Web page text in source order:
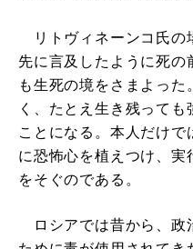
リトヴィネーンコ氏の
先に言及したように死の
も生死の境をさまよった
く、たとえ生き残っても
ことになる。本人だけ
に恐怖心を植えつけ、実
をそぐのである。
ロシアでは昔から、政